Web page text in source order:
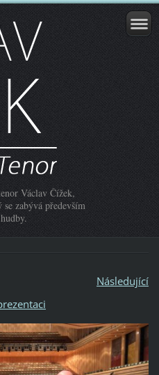
Václav Čížek,
zabývá především
Následující